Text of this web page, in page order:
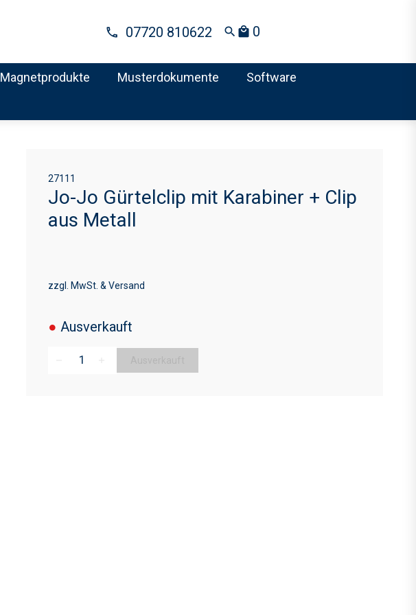
07720 810622 search local_mall 0
Magnetprodukte Musterdokumente Software
Jo-Jo Gürtelclip mit Karabiner + Clip
aus Metall
zzgl. MwSt. & Versand
● Ausverkauft
27111